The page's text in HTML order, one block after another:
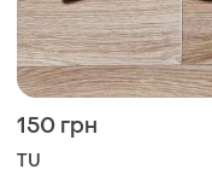
150 грн
TU